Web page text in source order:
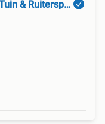
VMB Dier,Tuin & Ruitersport